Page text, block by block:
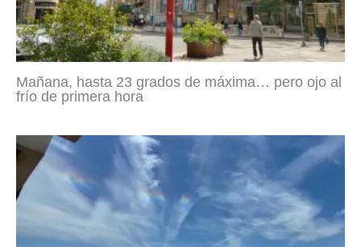
Mañana, hasta 23 grados de máxima… pero ojo al
frío de primera hora